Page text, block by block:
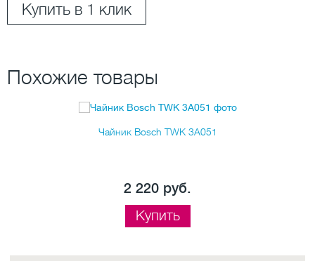
Купить в 1 клик
Похожие товары
Чайник Bosch TWK 3A051
2 220 руб.
Купить